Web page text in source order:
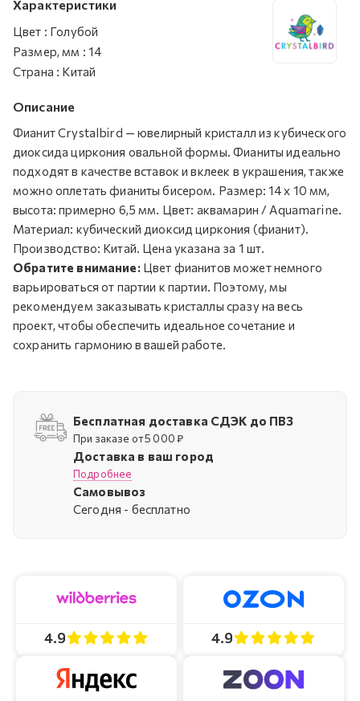
Характеристики
Цвет : Голубой
Размер, мм : 14
Страна : Китай
Описание
Фианит Crystalbird — ювелирный кристалл из кубического
диоксида циркония овальной формы. Фианиты идеально
подходят в качестве вставок и вклеек в украшения, также
можно оплетать фианиты бисером. Размер: 14 x 10 мм,
высота: примерно 6,5 мм. Цвет: аквамарин / Aquamarine.
Материал: кубический диоксид циркония (фианит).
Производство: Китай. Цена указана за 1 шт.
Обратите внимание:Цвет фианитов может немного
варьироваться от партии к партии. Поэтому, мы
рекомендуем заказывать кристаллы сразу на весь
проект, чтобы обеспечить идеальное сочетание и
сохранить гармонию в вашей работе.
Бесплатная доставка СДЭК до ПВЗ
При заказе от 5 000 ₽
Доставка в ваш город
Подробнее
Самовывоз
Cегодня - бесплатно
4.9 4.9